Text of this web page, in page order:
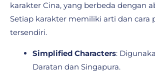
karakter Cina, yang berbeda dengan
Setiap karakter memiliki arti dan cara
tersendiri.
Simplified Characters:
Daratan dan Singapura.